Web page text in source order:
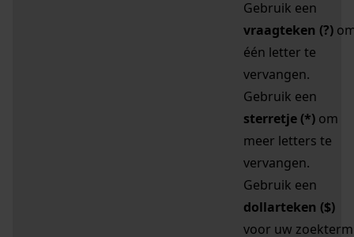
Gebruik een
vraagteken (?)
één letter te
vervangen.
Gebruik een
sterretje (*) om
meer letters te
vervangen.
Gebruik een
dollarteken ($)
voor uw zoekterm